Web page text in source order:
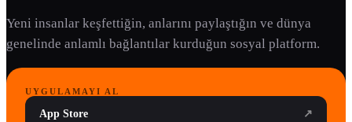
Yeni insanlar keşfettiğin, anlarını paylaştığın ve dünya
genelinde anlamlı bağlantılar kurduğun sosyal platform.
UYGULAMAYI AL
App Store ↗